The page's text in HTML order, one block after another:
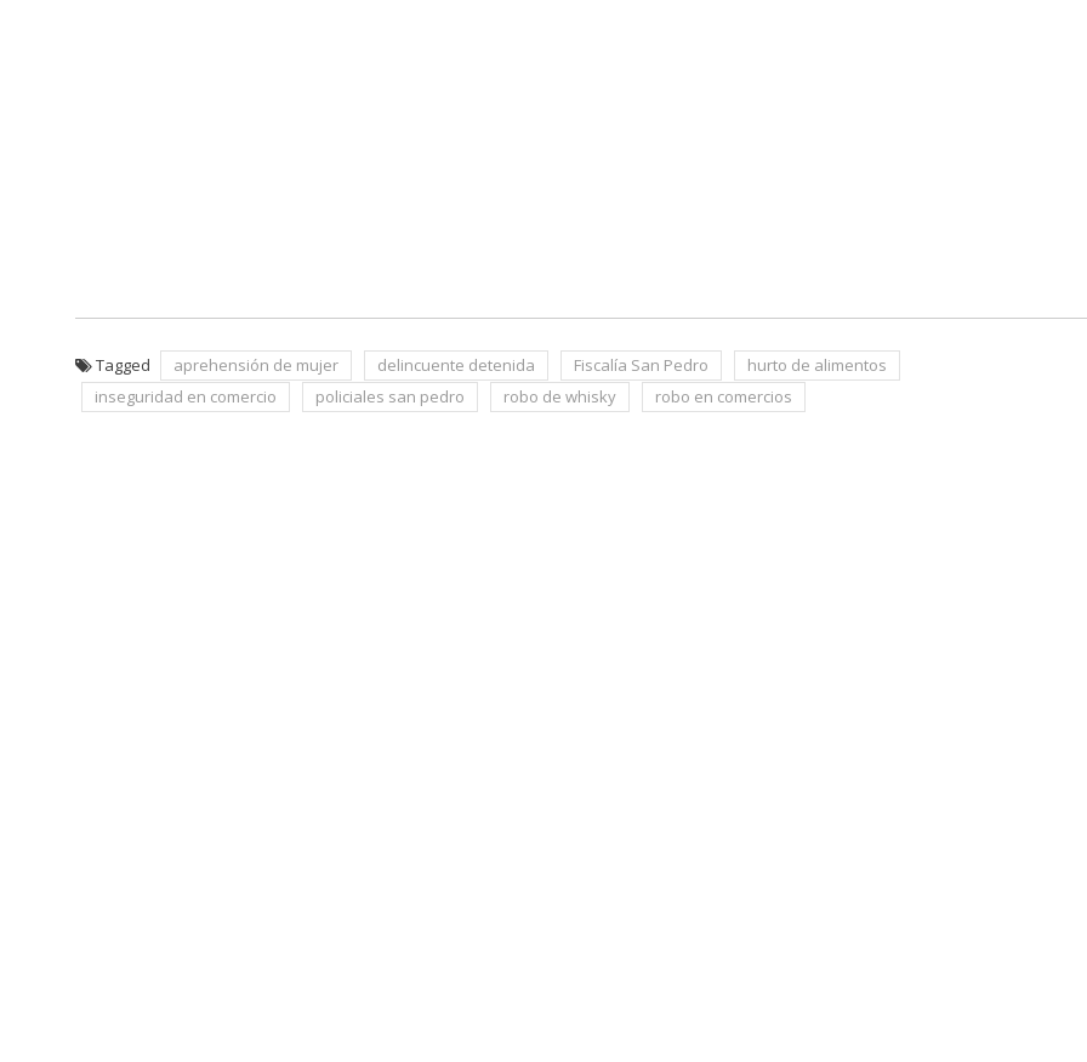
Tagged aprehensión de mujer delincuente detenida Fiscalía San Pedro
hurto de alimentos
inseguridad en comercio
policiales san pedro robo de whisky robo en comercios